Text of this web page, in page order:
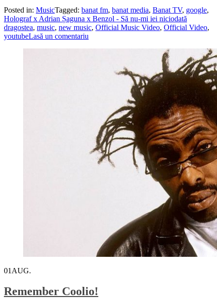
Posted in: MusicTagged: banat fm, banat media, Banat TV, google,
Holograf x Adrian Șaguna x Benzol - Să nu-mi iei niciodată
dragostea, music, new music, Official Music Video, Official Video,
youtubeLasă un comentariu
01 AUG.
Remember Coolio!